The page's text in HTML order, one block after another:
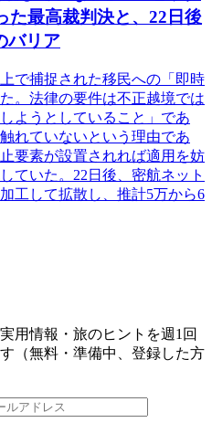
た最高裁判決と、22日後
バリア
で捕捉された移民への「即時
。法律の要件は不正越境では
ようとしていること」であ
れていないという理由であ
要素が設置されれば適用を妨
ていた。22日後、密航ネット
工して拡散し、推計5万から6
用情報・旅のヒントを週1回
（無料・準備中、登録した方